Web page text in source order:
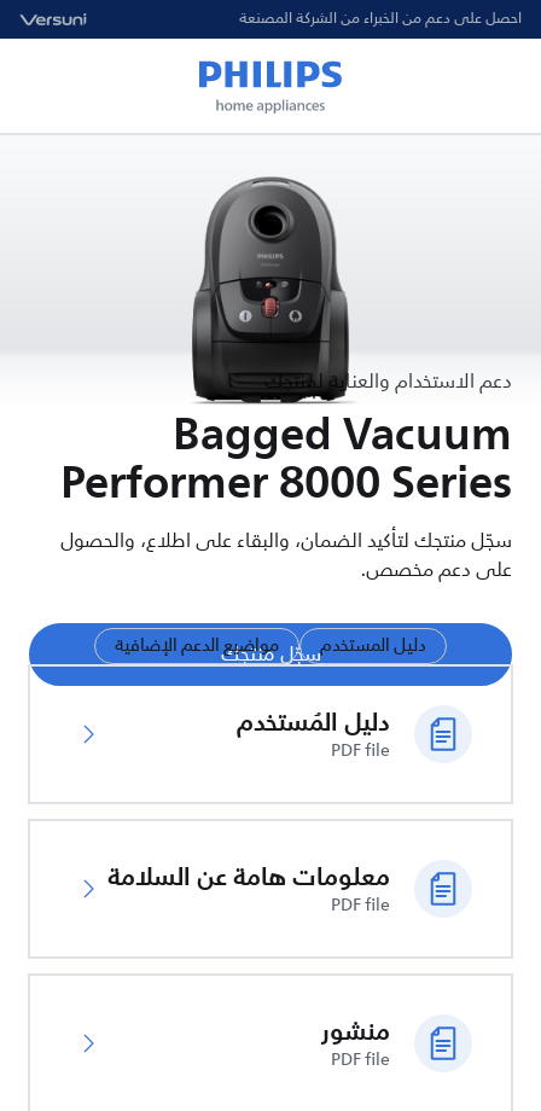
احصل على دعم من الخبراء من الشركة المصنعة
دعم الاستخدام والعناية لمنتجك
Bagged Vacuum
Performer 8000 Series
سجّل منتجك لتأكيد الضمان، والبقاء على اطلاع، والحصول
على دعم مخصص.
سجّل منتجكدليل المستخدم مواضيع الدعم الإضافية
دليل المُستخدم
PDF file
معلومات هامة عن السلامة
PDF file
منشور
PDF file